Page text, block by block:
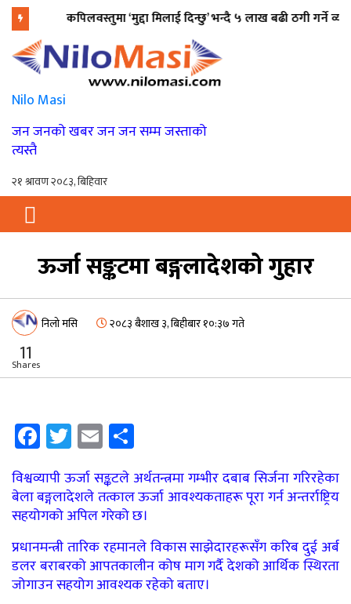
flash कपिलवस्तुमा ‘मुद्दा मिलाई दिन्छु’ भन्दै ५ लाख बढी ठगी गर्ने व्यक्ति
Nilo Masi
जन जनको खबर जन जन सम्म जस्ताको
त्यस्तै
ऊर्जा सङ्कटमा बङ्गलादेशको गुहार
निलो मसि २०८३ बैशाख ३, बिहीबार १०:३७ गते
11
Shares
Facebook
Twitter
Email
विश्वव्यापी ऊर्जा सङ्कटले अर्थतन्त्रमा गम्भीर दबाब सिर्जना गरिरहेका
बेला बङ्गलादेशले तत्काल ऊर्जा आवश्यकताहरू पूरा गर्न अन्तर्राष्ट्रिय
सहयोगको अपिल गरेको छ।
प्रधानमन्त्री तारिक रहमानले विकास साझेदारहरूसँग करिब दुई अर्ब
डलर बराबरको आपतकालीन कोष माग गर्दै देशको आर्थिक स्थिरता
जोगाउन सहयोग आवश्यक रहेको बताए।